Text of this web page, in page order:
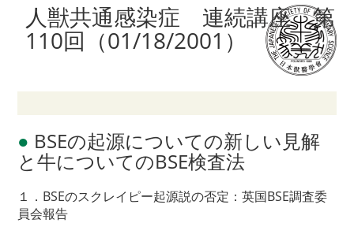
人獣共通感染症 連続講座 第
110回（01/18/2001）
● BSEの起源についての新しい見解
と牛についてのBSE検査法
１．BSEのスクレイピー起源説の否定：英国BSE調査委
員会報告